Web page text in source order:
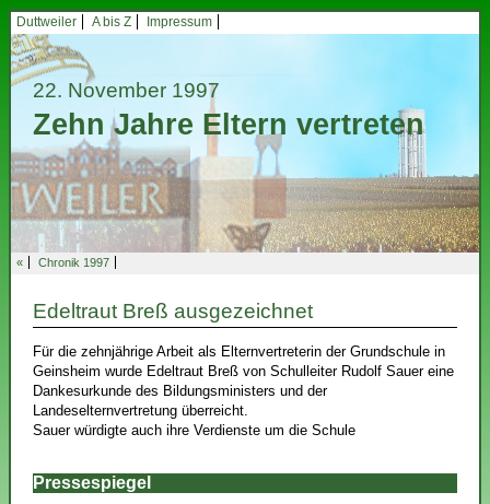
Duttweiler A bis Z Impressum
22. November 1997
Zehn Jahre Eltern vertreten
« Chronik 1997
Edeltraut Breß ausgezeichnet
Für die zehnjährige Arbeit als Elternvertreterin der Grundschule in
Geinsheim wurde Edeltraut Breß von Schulleiter Rudolf Sauer eine
Dankesurkunde des Bildungsministers und der
Landeselternvertretung überreicht.
Sauer würdigte auch ihre Verdienste um die Schule
Pressespiegel